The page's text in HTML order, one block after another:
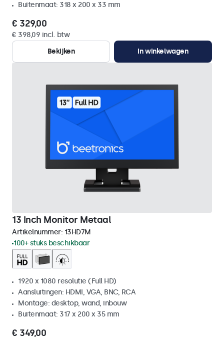
Buitenmaat: 318 x 200 x 33 mm
€ 329,00
€ 398,09 incl. btw
Bekijken
In winkelwagen
13 Inch Monitor Metaal
Artikelnummer: 13HD7M
100+ stuks beschikbaar
1920 x 1080 resolutie (Full HD)
Aansluitingen: HDMI, VGA, BNC, RCA
Montage: desktop, wand, inbouw
Buitenmaat: 317 x 200 x 35 mm
€ 349,00